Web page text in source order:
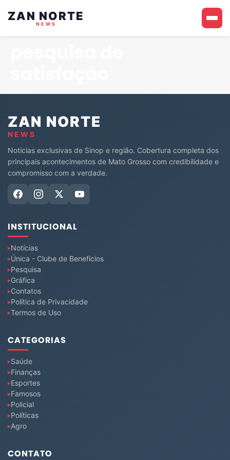
ZAN NORTE
NEWS
ZAN NORTE
NEWS
Notícias exclusivas de Sinop e região. Cobertura completa dos
principais acontecimentos de Mato Grosso com credibilidade e
compromisso com a verdade.
INSTITUCIONAL
Notícias
Única - Clube de Benefícios
Pesquisa
Gráfica
Contatos
Política de Privacidade
Termos de Uso
CATEGORIAS
Saúde
Finanças
Esportes
Famosos
Policial
Políticas
Agro
CONTATO